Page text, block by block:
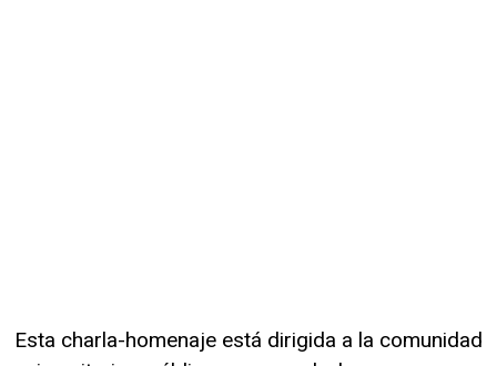
Esta charla-homenaje está dirigida a la comunidad